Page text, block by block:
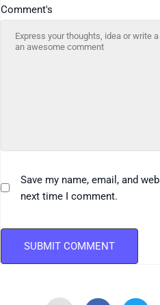
Comment's
Save my name, email, and
next time I comment.